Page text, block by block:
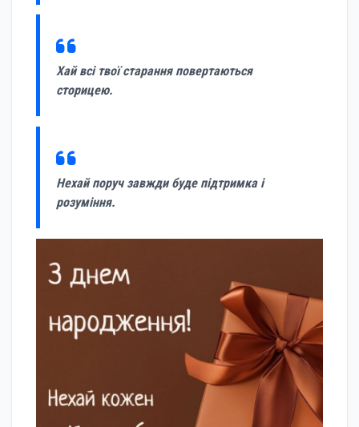
Хай всі твої старання повертаються
сторицею.
Нехай поруч завжди буде підтримка і
розуміння.